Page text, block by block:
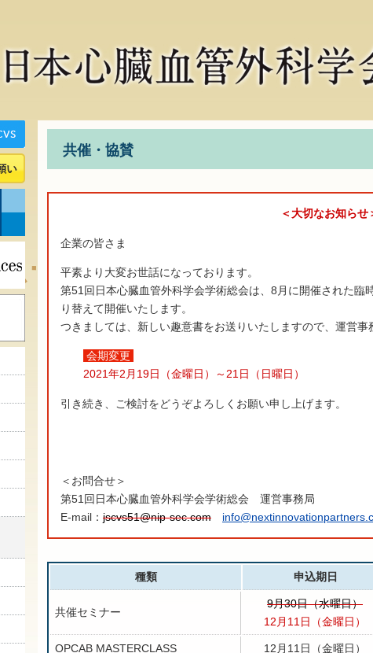
共催・協賛
＜大切なお知らせ
企業の皆さま
平素より大変お世話になっております。
第51回日本心臓血管外科学会学術総会は、8月に開催された臨
り替えて開催いたします。
つきましては、新しい趣意書をお送りいたしますので、運営事
会期変更
2021年2月19日（金曜日）～21日（日曜日）
引き続き、ご検討をどうぞよろしくお願い申し上げます。
＜お問合せ＞
第51回日本心臓血管外科学会学術総会 運営事務局
E-mail： jscvs51@nip-sec.com
種類 申込期日
共催セミナー
9月30日（水曜日）
12月11日（金曜日）
OPCAB MASTERCLASS 12月11日（金曜日）